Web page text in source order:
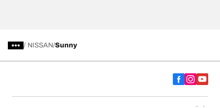
/ NISSAN Sunny